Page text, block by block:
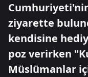
ziyarette
kendisine
poz verirken
Müslümanlar